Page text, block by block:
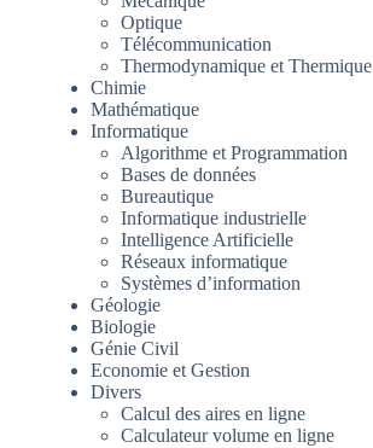
Optique
Télécommunication
Thermodynamique et Thermique
Chimie
Mathématique
Informatique
Algorithme et Programmation
Bases de données
Bureautique
Informatique industrielle
Intelligence Artificielle
Réseaux informatique
Systèmes d’information
Géologie
Biologie
Génie Civil
Economie et Gestion
Divers
Calcul des aires en ligne
Calculateur volume en ligne